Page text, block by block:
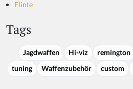
Flinte
Tags
Jagdwaffen Hi-viz remington
tuning
Waffenzubehör custom